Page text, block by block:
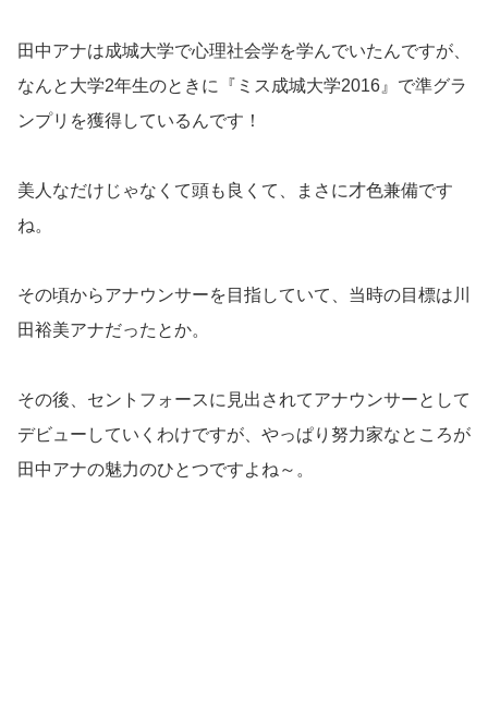
田中アナは成城大学で心理社会学を学んでいたんですが、
なんと大学2年生のときに『ミス成城大学2016』で準グラ
ンプリを獲得しているんです！
美人なだけじゃなくて頭も良くて、まさに才色兼備です
ね。
その頃からアナウンサーを目指していて、当時の目標は川
田裕美アナだったとか。
その後、セントフォースに見出されてアナウンサーとして
デビューしていくわけですが、やっぱり努力家なところが
田中アナの魅力のひとつですよね～。